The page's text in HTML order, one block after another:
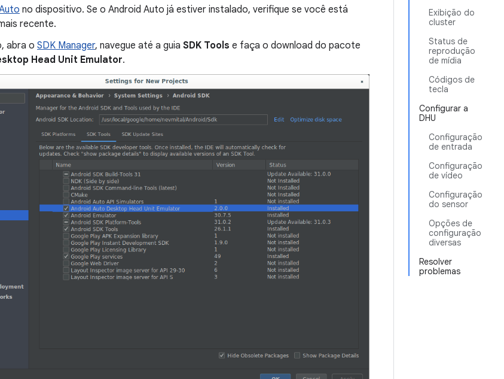
Exibição do
cluster
Status de
reprodução
de mídia
Códigos de
tecla
Configurar a
DHU
Configuração
de entrada
Configuração
de vídeo
Configuração
do sensor
Opções de
configuração
diversas
Resolver
problemas
no dispositivo. Se o Android Auto já estiver instalado, verifique se você está
recente.
abra o SDK Manager, navegue até a guia SDK Tools e faça o download do pacote
Head Unit Emulator.